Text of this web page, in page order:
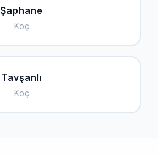
Şaphane
Koç
Tavşanlı
Koç